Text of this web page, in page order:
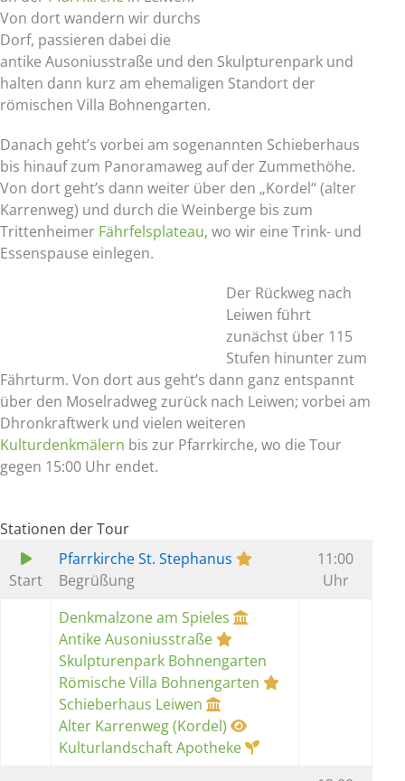
Von dort wandern wir durchs
Dorf, passieren dabei die
antike Ausoniusstraße und den Skulpturenpark und
halten dann kurz am ehemaligen Standort der
römischen Villa Bohnengarten.
Danach geht’s vorbei am sogenannten Schieberhaus
bis hinauf zum Panoramaweg auf der Zummethöhe.
Von dort geht’s dann weiter über den „Kordel“ (alter
Karrenweg) und durch die Weinberge bis zum
Trittenheimer Fährfelsplateau, wo wir eine Trink- und
Essenspause einlegen.
Der Rückweg nach
Leiwen führt
zunächst über 115
Stufen hinunter zum
Fährturm. Von dort aus geht’s dann ganz entspannt
über den Moselradweg zurück nach Leiwen; vorbei am
Dhronkraftwerk und vielen weiteren
Kulturdenkmälern bis zur Pfarrkirche, wo die Tour
gegen 15:00 Uhr endet.
Stationen der Tour
Start
Pfarrkirche St. Stephanus
Begrüßung
11:00
Uhr
Denkmalzone am Spieles
Antike Ausoniusstraße
Skulpturenpark Bohnengarten
Römische Villa Bohnengarten
Schieberhaus Leiwen
Alter Karrenweg (Kordel)
Kulturlandschaft Apotheke